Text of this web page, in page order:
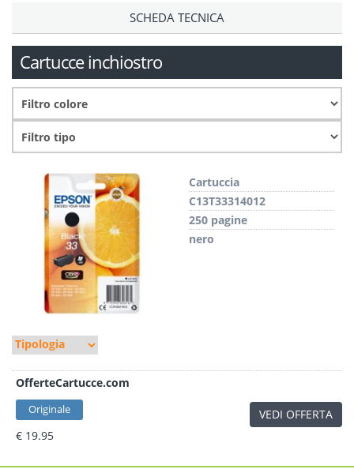
SCHEDA TECNICA
Cartucce inchiostro
Cartuccia
C13T33314012
250 pagine
nero
OfferteCartucce.com
Originale
€ 19.95
VEDI OFFERTA